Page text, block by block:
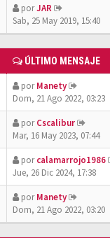
porJAR
Sab, 25 May 2019, 15:40
ÚLTIMO MENSAJE
porManety
Dom, 21 Ago 2022, 03:23
porCscalibur
Mar, 16 May 2023, 07:44
porcalamarrojo1986
Jue, 26 Dic 2024, 17:38
porManety
Dom, 21 Ago 2022, 03:20